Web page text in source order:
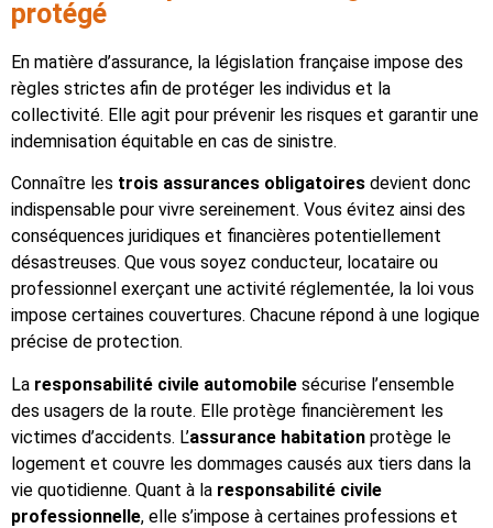
protégé
En matière d’assurance, la législation française impose des
règles strictes afin de protéger les individus et la
collectivité. Elle agit pour prévenir les risques et garantir une
indemnisation équitable en cas de sinistre.
Connaître les trois assurances obligatoires devient donc
indispensable pour vivre sereinement. Vous évitez ainsi des
conséquences juridiques et financières potentiellement
désastreuses. Que vous soyez conducteur, locataire ou
professionnel exerçant une activité réglementée, la loi vous
impose certaines couvertures. Chacune répond à une logique
précise de protection.
La responsabilité civile automobile sécurise l’ensemble
des usagers de la route. Elle protège financièrement les
victimes d’accidents. L’assurance habitation protège le
logement et couvre les dommages causés aux tiers dans la
vie quotidienne. Quant à la responsabilité civile
professionnelle, elle s’impose à certaines professions et